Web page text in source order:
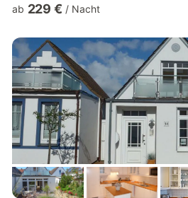
Einbauküche, hohe Fensterfronten
eine Treppe im Wohnbereich erreichen
komfortable Schlafzimmer im
welches ein eig...
ab 229 € / Nacht